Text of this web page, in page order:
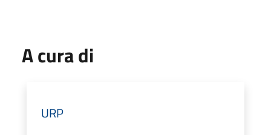
A cura di
URP